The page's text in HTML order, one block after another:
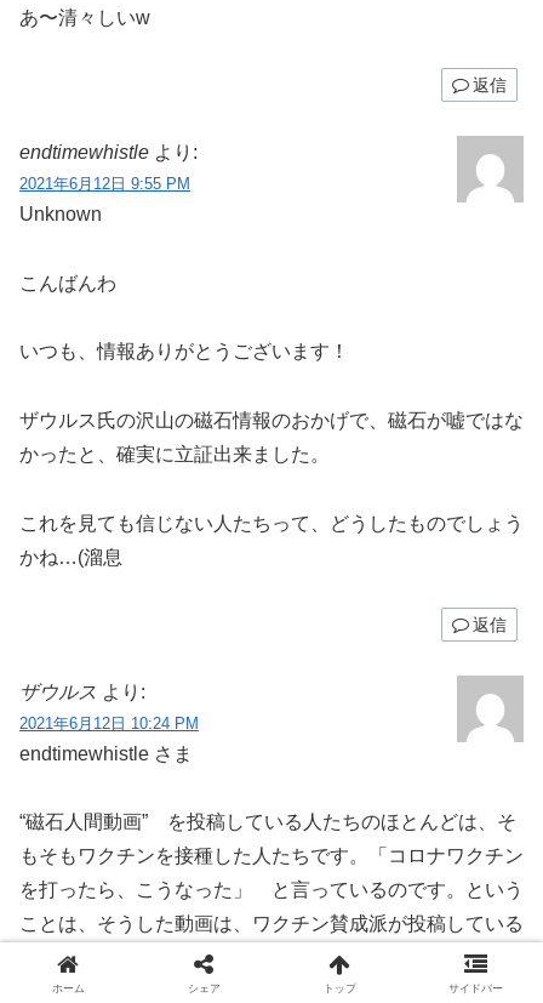
あ〜清々しいw
返信
endtimewhistle より:
2021年6月12日 9:55 PM
Unknown
こんばんわ
いつも、情報ありがとうございます！
ザウルス氏の沢山の磁石情報のおかげで、磁石が嘘ではな
かったと、確実に立証出来ました。
これを見ても信じない人たちって、どうしたものでしょう
かね…(溜息
返信
ザウルス より:
2021年6月12日 10:24 PM
endtimewhistle さま
“磁石人間動画” を投稿している人たちのほとんどは、そ
もそもワクチンを接種した人たちです。「コロナワクチン
を打ったら、こうなった」 と言っているのです。という
ことは、そうした動画は、ワクチン賛成派が投稿している
のです。（笑）
ホーム シェア トップ サイドバー